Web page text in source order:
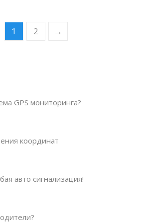
1 2 →
GPS мониторинга?
координат
авто сигнализация!